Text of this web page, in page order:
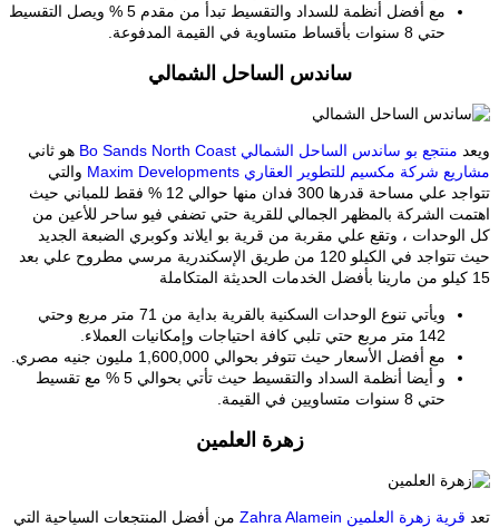
مع أفضل أنظمة للسداد والتقسيط تبدأ من مقدم 5 % ويصل التقسيط
حتي 8 سنوات بأقساط متساوية في القيمة المدفوعة.
ساندس الساحل الشمالي
ويعد منتجع بو ساندس الساحل الشمالي Bo Sands North Coast
هو ثاني
مشاريع شركة مكسيم للتطوير العقاري Maxim Developments
والتي
تتواجد علي مساحة قدرها 300 فدان منها حوالي 12 % فقط للمباني حيث
اهتمت الشركة بالمظهر الجمالي للقرية حتي تضفي فيو ساحر للأعين من
كل الوحدات ، وتقع علي مقربة من قرية بو ايلاند وكوبري الضبعة الجديد
حيث تتواجد في الكيلو 120 من طريق الإسكندرية مرسي مطروح علي بعد
15 كيلو من مارينا بأفضل الخدمات الحديثة المتكاملة
ويأتي تنوع الوحدات السكنية بالقرية بداية من 71 متر مربع وحتي
142 متر مربع حتي تلبي كافة احتياجات وإمكانيات العملاء.
مع أفضل الأسعار حيث تتوفر بحوالي 1,600,000 مليون جنيه مصري.
و أيضا أنظمة السداد والتقسيط حيث تأتي بحوالي 5 % مع تقسيط
حتي 8 سنوات متساويين في القيمة.
زهرة العلمين
تعد قرية زهرة العلمين Zahra Alamein
من أفضل المنتجعات السياحية التي